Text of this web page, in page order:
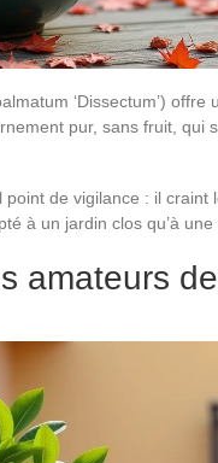
‘Dissectum’) offre
pur, sans fruit, qui
de vigilance : il craint
à un jardin clos qu’à une
amateurs